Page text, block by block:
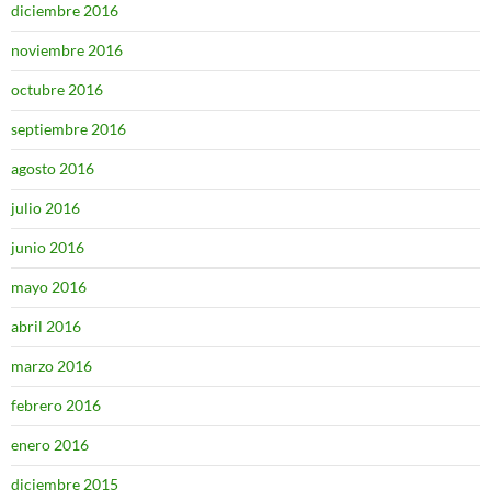
diciembre 2016
noviembre 2016
octubre 2016
septiembre 2016
agosto 2016
julio 2016
junio 2016
mayo 2016
abril 2016
marzo 2016
febrero 2016
enero 2016
diciembre 2015